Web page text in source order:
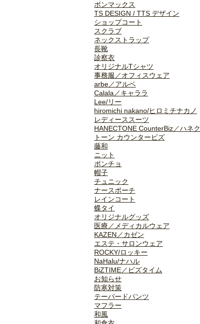
ボンマックス
TS DESIGN / TTS デザイン
ショップコート
スクラブ
ネックストラップ
長靴
診察衣
オリジナルTシャツ
事務服／オフィスウェア
arbe／アルベ
Calala／キャララ
Lee/リー
hiromichi nakano/ヒロミチナカノ
レディーススーツ
HANECTONE CounterBiz／ハネク
トーン カウンタービズ
藤和
ニット
ポンチョ
帽子
チュニック
ナースポーチ
レインコート
蝶タイ
オリジナルグッズ
医療／メディカルウェア
KAZEN／カゼン
エステ・サロンウェア
ROCKY/ロッキー
NaHalu/ナハル
BiZTIME／ビズタイム
お知らせ
防寒対策
テーパードパンツ
マフラー
和風